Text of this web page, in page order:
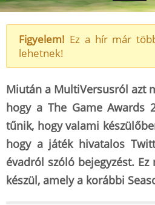
Figyelem! Ez a hír már
lehetnek!
Miután a MultiVersusról azt
hogy a The Game Awards
tűnik, hogy valami
hogy a játék hivatalos
évadról szólóbejegyzést. Ez
készül, amely a korábbi